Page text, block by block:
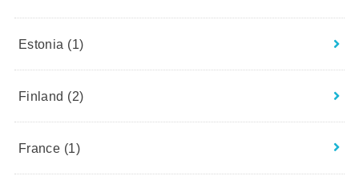
Estonia (1)
Finland (2)
France (1)